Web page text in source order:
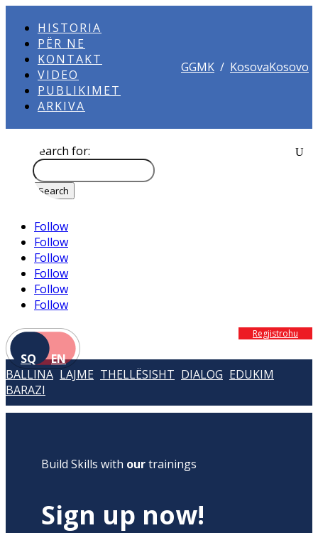
HISTORIA
PËR NE
KONTAKT
VIDEO
PUBLIKIMET
ARKIVA
GGMK / KosovaKosovo
Search for:
Follow
Follow
Follow
Follow
Follow
Follow
SQ EN
Regjistrohu
BALLINA LAJME THELLËSISHT DIALOG EDUKIM
BARAZI
Build Skills with ourtrainings
Sign up now!